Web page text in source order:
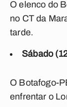
O elenco do
no CT da
tarde.
Sábado
O Botafogo-
enfrentar o